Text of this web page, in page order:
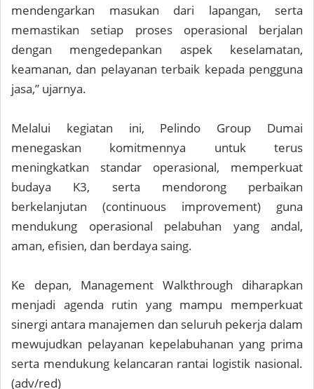
mendengarkan masukan dari lapangan, serta
memastikan setiap proses operasional berjalan
dengan mengedepankan aspek keselamatan,
keamanan, dan pelayanan terbaik kepada pengguna
jasa,” ujarnya.
Melalui kegiatan ini, Pelindo Group Dumai
menegaskan komitmennya untuk terus
meningkatkan standar operasional, memperkuat
budaya K3, serta mendorong perbaikan
berkelanjutan (continuous improvement) guna
mendukung operasional pelabuhan yang andal,
aman, efisien, dan berdaya saing.
Ke depan, Management Walkthrough diharapkan
menjadi agenda rutin yang mampu memperkuat
sinergi antara manajemen dan seluruh pekerja dalam
mewujudkan pelayanan kepelabuhanan yang prima
serta mendukung kelancaran rantai logistik nasional.
(adv/red)